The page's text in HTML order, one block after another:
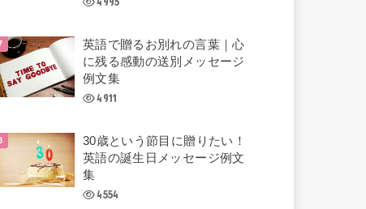
英語で贈るお別れの言葉｜心
に残る感動の送別メッセージ
例文集
4911
30歳という節目に贈りたい！
英語の誕生日メッセージ例文
集
4554